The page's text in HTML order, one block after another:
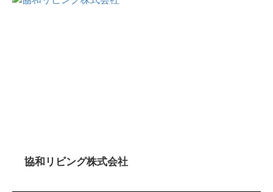
協和リビング株式会社